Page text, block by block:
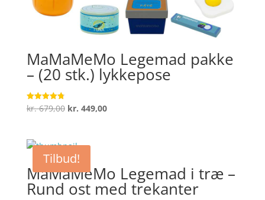
MaMaMeMo Legemad pakke
– (20 stk.) lykkepose
Vurderet
4.8
kr.679,00 Den
var:
kr. 679,00.
kr. 449,00Den
Tilbud!
MaMaMeMo Legemad i træ –
Rund ost med trekanter